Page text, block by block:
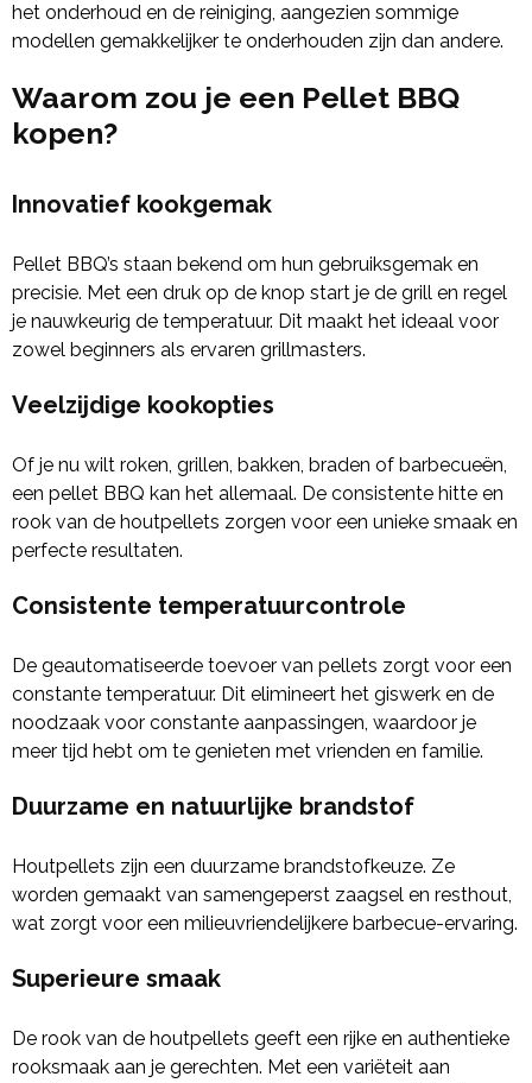
het onderhoud en de reiniging, aangezien sommige
modellen gemakkelijker te onderhouden zijn dan andere.
Waarom zou je een Pellet BBQ
kopen?
Innovatief kookgemak
Pellet BBQ’s staan bekend om hun gebruiksgemak en
precisie. Met een druk op de knop start je de grill en regel
je nauwkeurig de temperatuur. Dit maakt het ideaal voor
zowel beginners als ervaren grillmasters.
Veelzijdige kookopties
Of je nu wilt roken, grillen, bakken, braden of barbecueën,
een pellet BBQ kan het allemaal. De consistente hitte en
rook van de houtpellets zorgen voor een unieke smaak en
perfecte resultaten.
Consistente temperatuurcontrole
De geautomatiseerde toevoer van pellets zorgt voor een
constante temperatuur. Dit elimineert het giswerk en de
noodzaak voor constante aanpassingen, waardoor je
meer tijd hebt om te genieten met vrienden en familie.
Duurzame en natuurlijke brandstof
Houtpellets zijn een duurzame brandstofkeuze. Ze
worden gemaakt van samengeperst zaagsel en resthout,
wat zorgt voor een milieuvriendelijkere barbecue-ervaring.
Superieure smaak
De rook van de houtpellets geeft een rijke en authentieke
rooksmaak aan je gerechten. Met een variëteit aan